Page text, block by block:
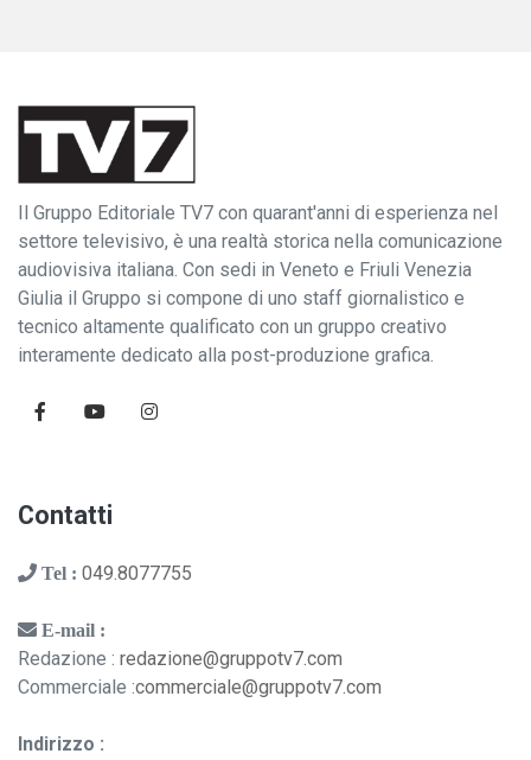
Il Gruppo Editoriale TV7 con quarant'anni di esperienza nel
settore televisivo, è una realtà storica nella comunicazione
audiovisiva italiana. Con sedi in Veneto e Friuli Venezia
Giulia il Gruppo si compone di uno staff giornalistico e
tecnico altamente qualificato con un gruppo creativo
interamente dedicato alla post-produzione grafica.
Contatti
Tel : 049.8077755
E-mail :
Redazione : redazione@gruppotv7.com
Commerciale :commerciale@gruppotv7.com
Indirizzo :